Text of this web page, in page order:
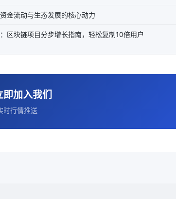
金流动与生态发展的核心动力
区块链项目分步增长指南，轻松复制10倍用户
加入我们
时行情推送